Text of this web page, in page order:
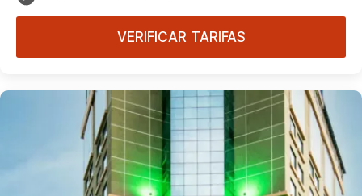
VERIFICAR TARIFAS